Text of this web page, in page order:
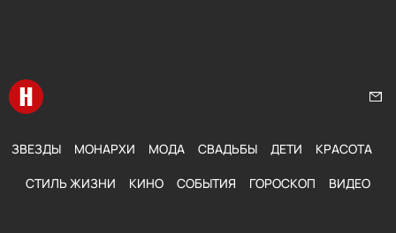
Перейти на главную
ЗВЕЗДЫ МОНАРХИ МОДА СВАДЬБЫ ДЕТИ КРАСОТА
СТИЛЬ ЖИЗНИ КИНО СОБЫТИЯ ГОРОСКОП ВИДЕО